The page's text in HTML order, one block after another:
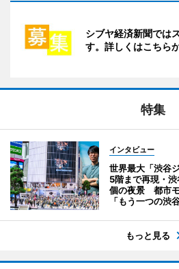
シブヤ経済新聞では
す。詳しくはこちらか
特集
インタビュー
世界最大「渋谷
5階まで再現・
個の夜景 都市
「もう一つの渋谷
もっと見る